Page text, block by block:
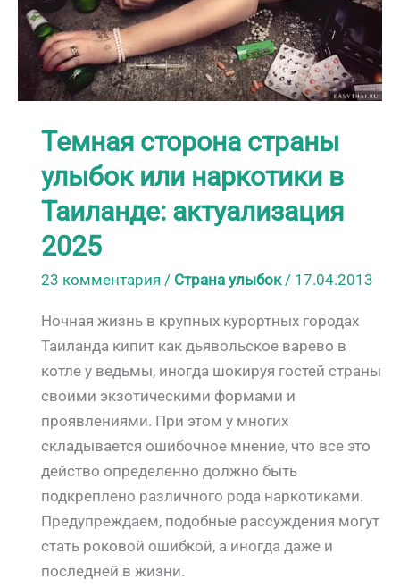
Темная сторона страны
улыбок или наркотики в
Таиланде: актуализация
2025
23 комментария / Страна улыбок/ 17.04.2013
Ночная жизнь в крупных курортных городах
Таиланда кипит как дьявольское варево в
котле у ведьмы, иногда шокируя гостей страны
своими экзотическими формами и
проявлениями. При этом у многих
складывается ошибочное мнение, что все это
действо определенно должно быть
подкреплено различного рода наркотиками.
Предупреждаем, подобные рассуждения могут
стать роковой ошибкой, а иногда даже и
последней в жизни.